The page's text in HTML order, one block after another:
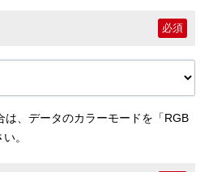
必須
は、データのカラーモードを「RGB
。